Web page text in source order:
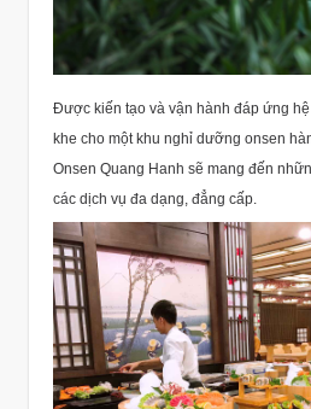
Được kiến tạo và vận hành đáp ứng
khe cho một khu nghỉ dưỡng onsen
Onsen Quang Hanh sẽ mang đến
các dịch vụ đa dạng, đẳng cấp.